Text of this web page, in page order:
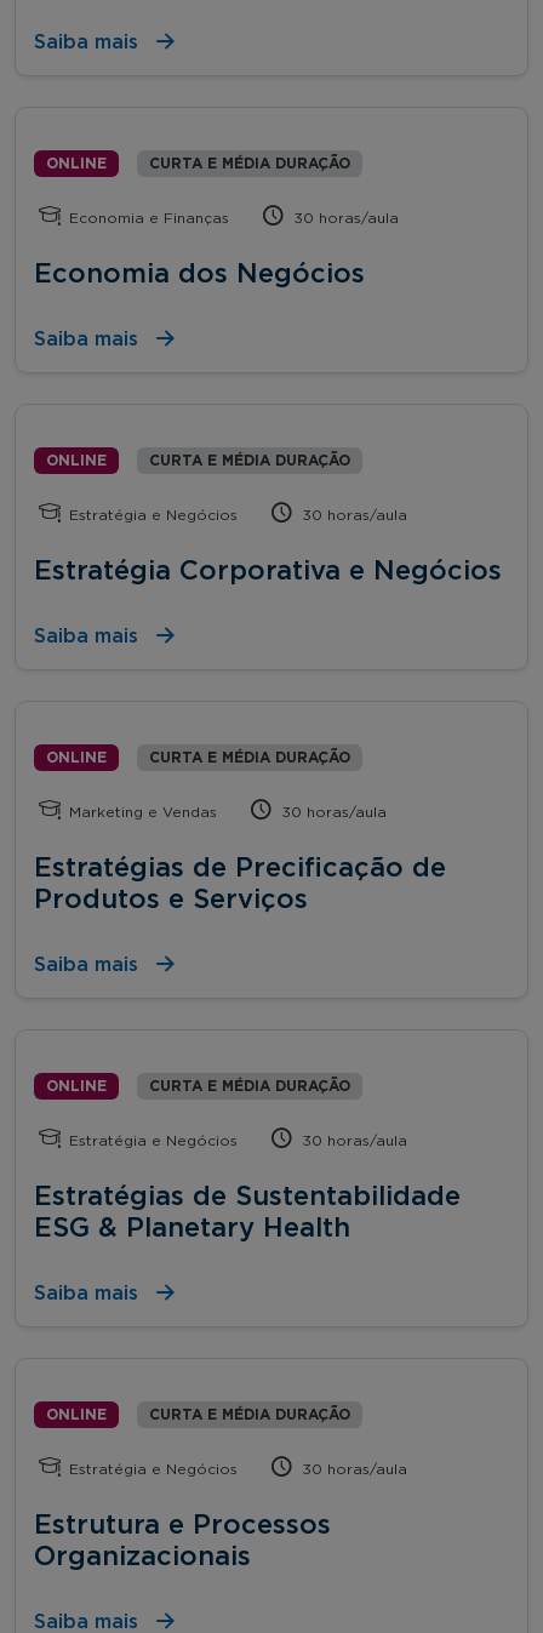
Saiba mais
ONLINE CURTA E MÉDIA DURAÇÃO
Economia e Finanças 30 horas/aula
Economia dos Negócios
Saiba mais
ONLINE CURTA E MÉDIA DURAÇÃO
Estratégia e Negócios 30 horas/aula
Estratégia Corporativa e Negócios
Saiba mais
ONLINE CURTA E MÉDIA DURAÇÃO
Marketing e Vendas 30 horas/aula
Estratégias de Precificação de
Produtos e Serviços
Saiba mais
ONLINE CURTA E MÉDIA DURAÇÃO
Estratégia e Negócios 30 horas/aula
Estratégias de Sustentabilidade
ESG & Planetary Health
Saiba mais
ONLINE CURTA E MÉDIA DURAÇÃO
Estratégia e Negócios 30 horas/aula
Estrutura e Processos
Organizacionais
Saiba mais